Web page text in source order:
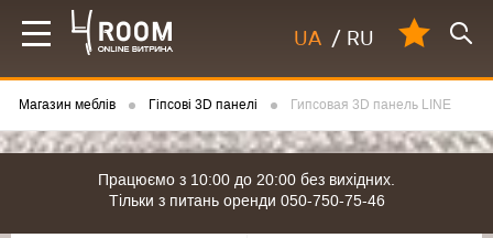
UA / RU
Магазин меблів Гіпсові 3D панелі Гипсовая 3D панель LINE
Працюємо з 10:00 до 20:00 без вихідних.
Тільки з питань оренди 050-750-75-46